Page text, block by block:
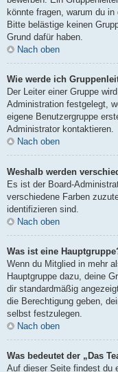
könnte fragen, warum du
Bitte belästige keinen
Grund dafür haben.
Nach oben
Wie werde ich
Der Leiter einer Gruppe
Administration festgelegt,
eigene Benutzergruppe
Administrator kontaktieren.
Nach oben
Weshalb werden
Es ist der Board-
verschiedene Farben
identifizieren sind.
Nach oben
Was ist eine
Wenn du Mitglied in mehr
Hauptgruppe dazu, deine
dir standardmäßig
die Berechtigung geben,
selbst festzulegen.
Nach oben
Was bedeutet der „Das
Auf dieser Seite findest du